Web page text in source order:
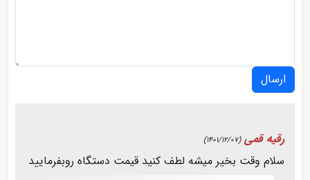
ارسال
رقیه قمی (1401/12/07)
سلام وقت بخیر میشه لطف کنید قیمت دستگاه روبفرمایید